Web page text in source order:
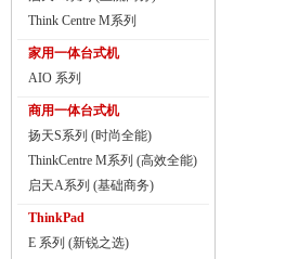
Think Centre M系列
家用一体台式机
AIO 系列
商用一体台式机
扬天S系列 (时尚全能)
ThinkCentre M系列 (高效全能)
启天A系列 (基础商务)
ThinkPad
E 系列 (新锐之选)